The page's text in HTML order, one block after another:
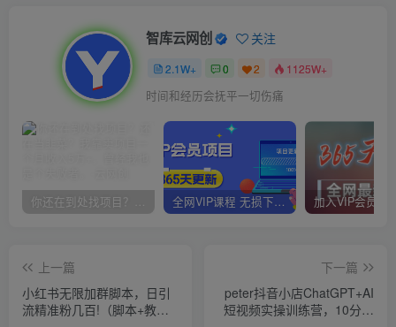
智库云网创 关注
2.1W+ 0 2 1125W+
时间和经历会抚平一切伤痛
你还在到处找项目？还在当韭菜？我靠卖项目一个月收入5万+，曾经我也是个失败者。 全网VIP课程 无损下载~
上一篇
小红书无限加群脚本，日引
流精准粉几百!（脚本+教
下一篇
peter抖音小店ChatGPT+AI
短视频实操训练营，10分钟